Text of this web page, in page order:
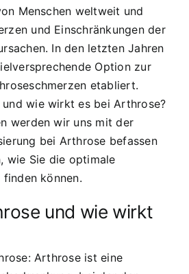
Menschen weltweit und
und Einschränkungen der
In den letzten Jahren
Option zur
etabliert.
wie wirkt es bei Arthrose?
werden wir uns mit der
bei Arthrose befassen
wie Sie die optimale
können.
und wie wirkt
Arthrose ist eine